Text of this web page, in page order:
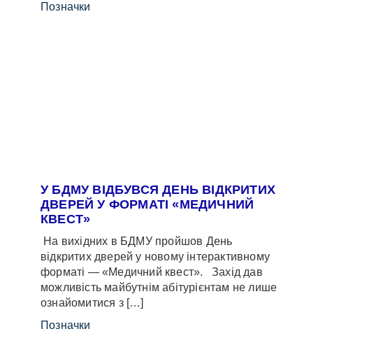
Позначки
У БДМУ ВІДБУВСЯ ДЕНЬ ВІДКРИТИХ
ДВЕРЕЙ У ФОРМАТІ «МЕДИЧНИЙ
КВЕСТ»
На вихідних в БДМУ пройшов День
відкритих дверей у новому інтерактивному
форматі — «Медичний квест». Захід дав
можливість майбутнім абітурієнтам не лише
ознайомитися з […]
Позначки